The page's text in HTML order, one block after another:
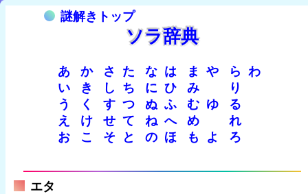
謎解きトップ
ソラ辞典
あ か さ た な は ま や ら わ
い
き し ち に ひ み
り
う
く す つ ぬ ふ む ゆ
る
え
け せ て ね へ め
れ
お
こ そ と の ほ も よ ろ
エタ